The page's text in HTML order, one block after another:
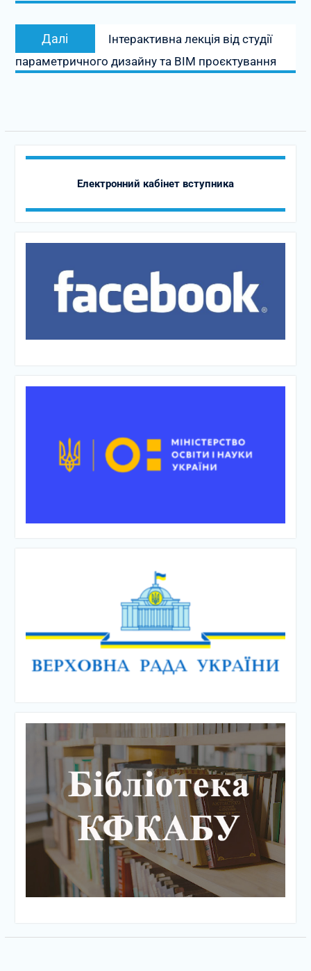
Далі
запис:
Інтерактивна лекція від студії
параметричного дизайну та ВІМ проєктування
Електронний кабінет вступника